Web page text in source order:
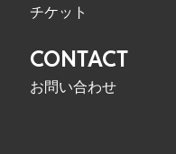
チケット
CONTACT
お問い合わせ